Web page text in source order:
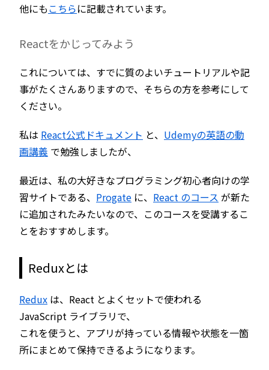
他にもこちらに記載されています。
Reactをかじってみよう
これについては、すでに質のよいチュートリアルや記
事がたくさんありますので、そちらの方を参考にして
ください。
私は React公式ドキュメント と、 Udemyの英語の動
画講義 で勉強しましたが、
最近は、私の大好きなプログラミング初心者向けの学
習サイトである、 Progate に、 React のコース が新た
に追加されたみたいなので、このコースを受講するこ
とをおすすめします。
Reduxとは
Redux は、React とよくセットで使われる
JavaScript ライブラリで、
これを使うと、アプリが持っている情報や状態を一箇
所にまとめて保持できるようになります。